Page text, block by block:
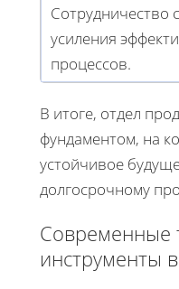
Сотрудничество
усиления
процессов.
В итоге, отдел
фундаментом, на
устойчивое
долгосрочному
Современные
инструменты